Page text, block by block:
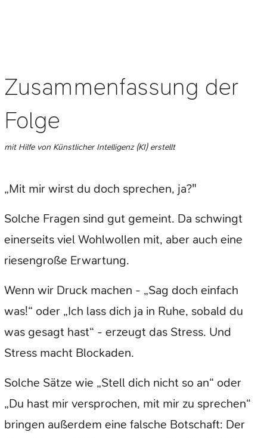
Zusammenfassung der
Folge
mit Hilfe von Künstlicher Intelligenz (KI) erstellt
„Mit mir wirst du doch sprechen, ja?"
Solche Fragen sind gut gemeint. Da schwingt
einerseits viel Wohlwollen mit, aber auch eine
riesengroße Erwartung.
Wenn wir Druck machen - „Sag doch einfach
was!“ oder „Ich lass dich ja in Ruhe, sobald du
was gesagt hast“ - erzeugt das Stress. Und
Stress macht Blockaden.
Solche Sätze wie „Stell dich nicht so an“ oder
„Du hast mir versprochen, mit mir zu sprechen“
bringen außerdem eine falsche Botschaft: Der